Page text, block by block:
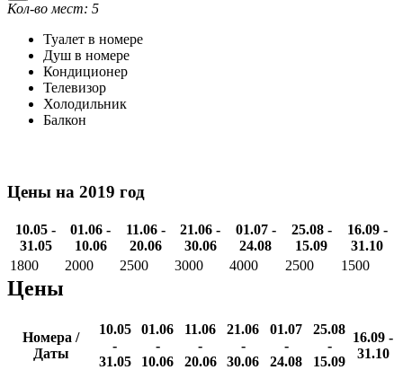
Кол-во мест: 5
Туалет в номере
Душ в номере
Кондиционер
Телевизор
Холодильник
Балкон
Цены на 2019 год
10.05 -
31.05
01.06 -
10.06
11.06 -
20.06
21.06 -
30.06
01.07 -
24.08
25.08 -
15.09
16.09 -
31.10
1800
2000 2500 3000 4000 2500 1500
Цены
Номера /
Даты
10.05
-
31.05
01.06
-
10.06
11.06
-
20.06
21.06
-
30.06
01.07
-
24.08
25.08
-
15.09
16.09 -
31.10